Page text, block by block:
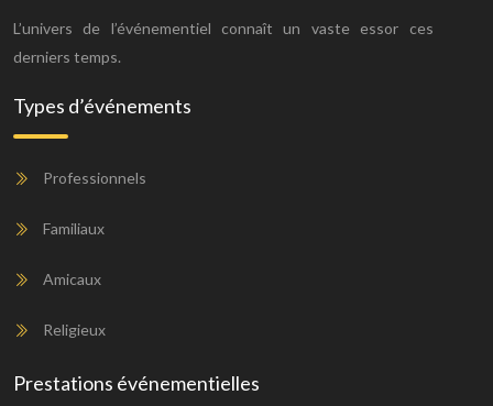
L’univers de l’événementiel connaît un vaste essor ces
derniers temps.
Types d’événements
Professionnels
Familiaux
Amicaux
Religieux
Prestations événementielles